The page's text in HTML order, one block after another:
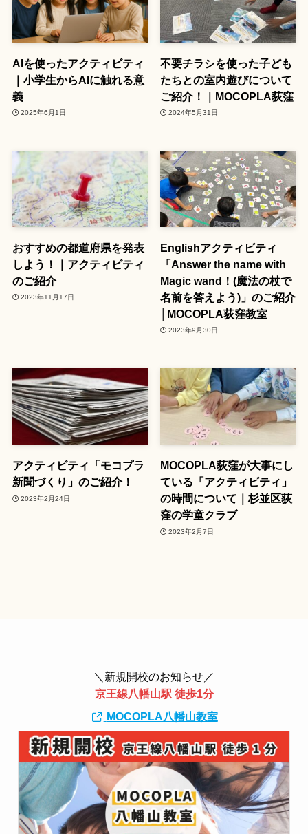
AIを使ったアクティビティ
｜小学生からAIに触れる意
義
2025年6月1日
不要チラシを使った子ども
たちとの室内遊びについて
ご紹介！｜MOCOPLA荻窪
2024年5月31日
おすすめの都道府県を発表
しよう！｜アクティビティ
のご紹介
2023年11月17日
Englishアクティビティ
「Answer the name with
Magic wand！(魔法の杖で
名前を答えよう)」のご紹介
│MOCOPLA荻窪教室
2023年9月30日
アクティビティ「モコプラ
新聞づくり」のご紹介！
2023年2月24日
MOCOPLA荻窪が大事にし
ている「アクティビティ」
の時間について｜杉並区荻
窪の学童クラブ
2023年2月7日
＼新規開校のお知らせ／
京王線八幡山駅 徒歩1分
MOCOPLA八幡山教室